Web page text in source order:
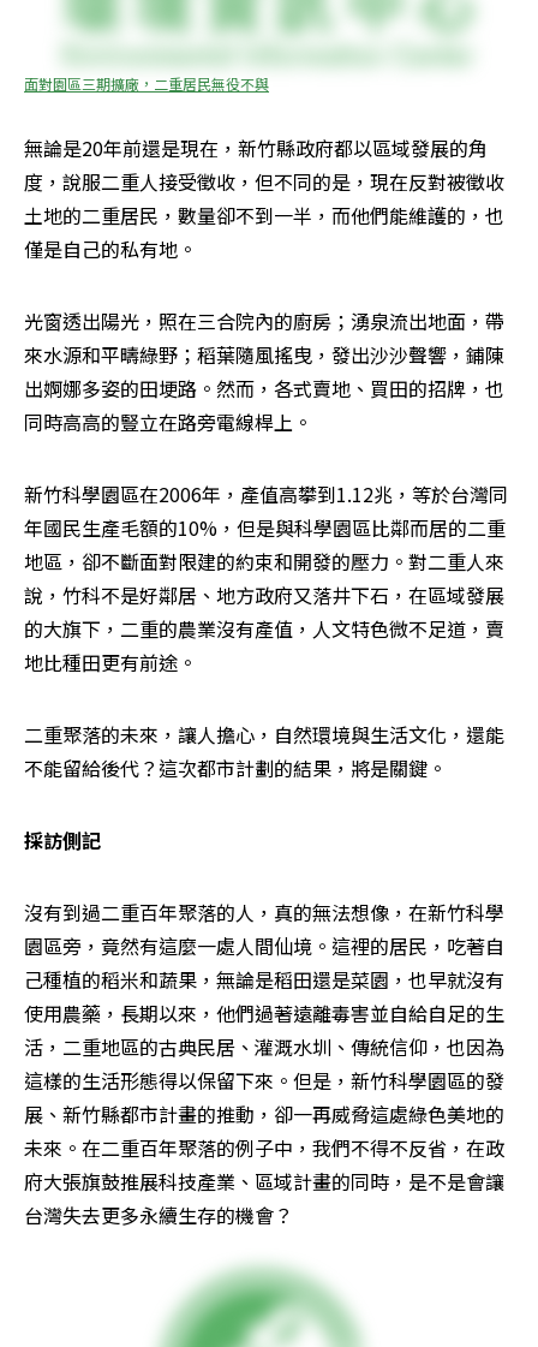
面對園區三期擴廠，二重居民無役不與
無論是20年前還是現在，新竹縣政府都以區域發展的角
度，說服二重人接受徵收，但不同的是，現在反對被徵收
土地的二重居民，數量卻不到一半，而他們能維護的，也
僅是自己的私有地。
光窗透出陽光，照在三合院內的廚房；湧泉流出地面，帶
來水源和平疇綠野；稻葉隨風搖曳，發出沙沙聲響，鋪陳
出婀娜多姿的田埂路。然而，各式賣地、買田的招牌，也
同時高高的豎立在路旁電線桿上。
新竹科學園區在2006年，產值高攀到1.12兆，等於台灣同
年國民生產毛額的10%，但是與科學園區比鄰而居的二重
地區，卻不斷面對限建的約束和開發的壓力。對二重人來
說，竹科不是好鄰居、地方政府又落井下石，在區域發展
的大旗下，二重的農業沒有產值，人文特色微不足道，賣
地比種田更有前途。
二重聚落的未來，讓人擔心，自然環境與生活文化，還能
不能留給後代？這次都市計劃的結果，將是關鍵。
採訪側記
沒有到過二重百年聚落的人，真的無法想像，在新竹科學
園區旁，竟然有這麼一處人間仙境。這裡的居民，吃著自
己種植的稻米和蔬果，無論是稻田還是菜園，也早就沒有
使用農藥，長期以來，他們過著遠離毒害並自給自足的生
活，二重地區的古典民居、灌溉水圳、傳統信仰，也因為
這樣的生活形態得以保留下來。但是，新竹科學園區的發
展、新竹縣都市計畫的推動，卻一再威脅這處綠色美地的
未來。在二重百年聚落的例子中，我們不得不反省，在政
府大張旗鼓推展科技產業、區域計畫的同時，是不是會讓
台灣失去更多永續生存的機會？